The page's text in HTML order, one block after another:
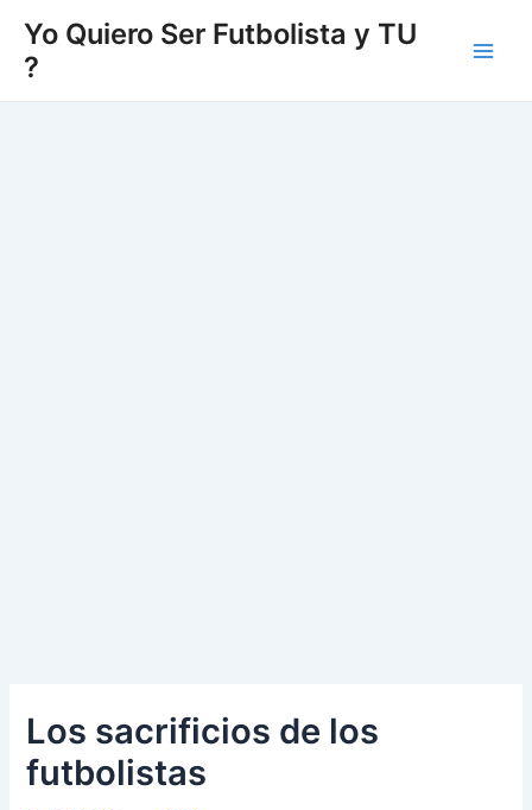
contingut
Yo Quiero Ser Futbolista y TU
?
Los sacrificios de los
futbolistas